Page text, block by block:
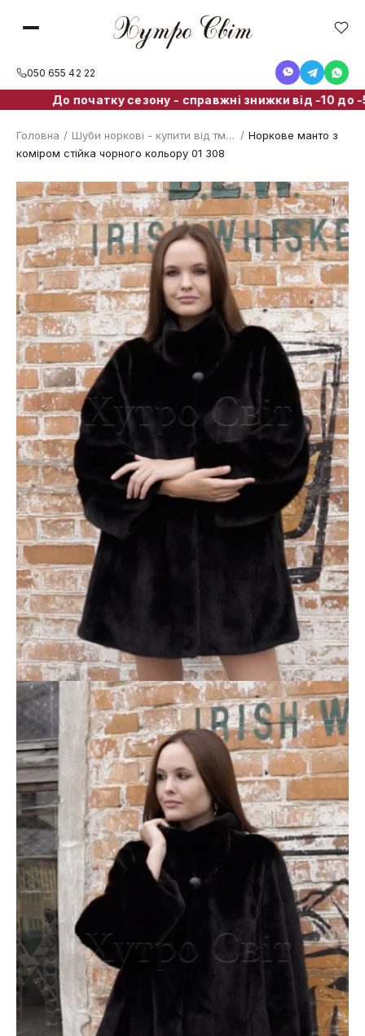
050 655 42 22
сезону - справжні знижки від -10 до -50 % !
Головна / Шуби норкові - купити від тм. ХутроСвіт Тисмениця / Норкове манто з
коміром стійка чорного кольору 01 308